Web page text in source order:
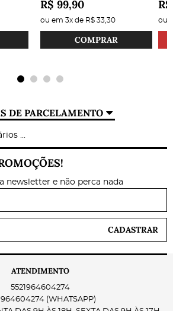
R$ 99,90
ou em 3x de R$ 33,30
COMPRAR
ou
DE PARCELAMENTO
...
newsletter e não perca nada
CADASTRAR
ATENDIMENTO
5521964604274
(WHATSAPP)